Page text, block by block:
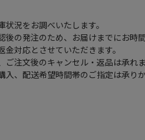
況をお調べいたします。
の発注のため、お届けまでにお時
対応とさせていただきます。
注文後のキャンセル・返品は承れま
、配送希望時間帯のご指定は承りか